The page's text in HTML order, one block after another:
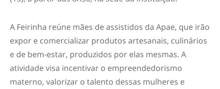
A Feirinha reúne mães de assistidos da Apae, que irão
expor e comercializar produtos artesanais, culinários
e de bem-estar, produzidos por elas mesmas. A
atividade visa incentivar o empreendedorismo
materno, valorizar o talento dessas mulheres e